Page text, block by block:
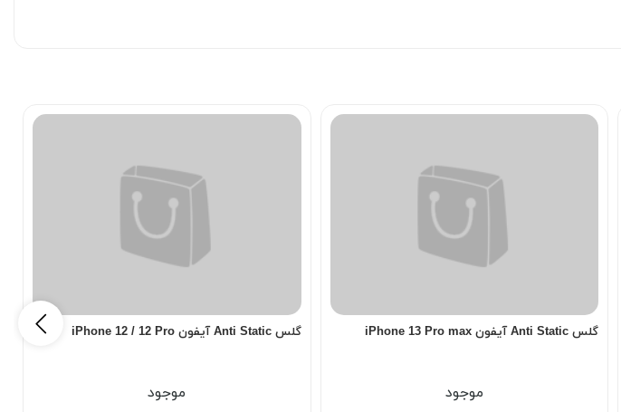
گلس Anti Static آیفون iPhone 13 Pro max
موجود
گلس Anti Static آیفون iPhone 12 / 12 Pro
موجود